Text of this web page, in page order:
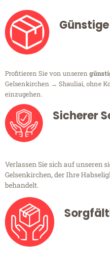
Profitieren Sie von unseren
Gelsenkirchen → Shauliai, ohne
einzugehen.
Sicherer
Verlassen Sie sich auf unseren
Gelsenkirchen, der Ihre
behandelt.